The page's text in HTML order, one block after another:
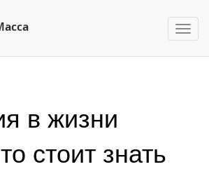
в жизни
стоит знать